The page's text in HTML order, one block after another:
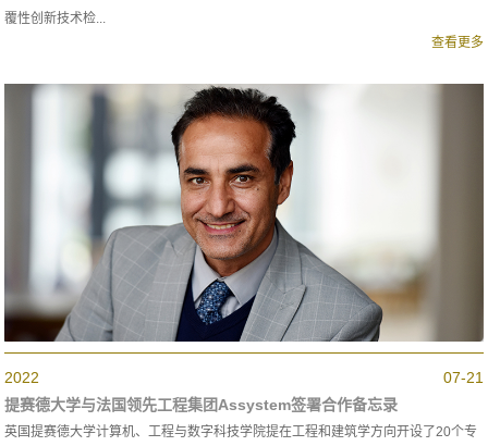
覆性创新技术检...
查看更多
07-21
2022
提赛德大学与法国领先工程集团Assystem签署合作备忘录
英国提赛德大学计算机、工程与数字科技学院提在工程和建筑学方向开设了20个专